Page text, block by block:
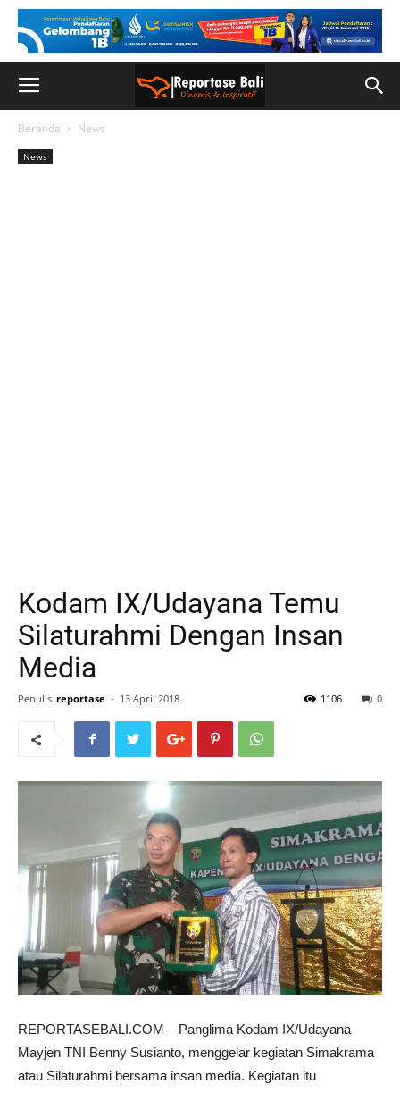
Beranda News
News
Kodam IX/Udayana Temu
Silaturahmi Dengan Insan
Media
Penulis reportase - 13 April 2018 0
1106
REPORTASEBALI.COM – Panglima Kodam IX/Udayana
Mayjen TNI Benny Susianto, menggelar kegiatan Simakrama
atau Silaturahmi bersama insan media. Kegiatan itu